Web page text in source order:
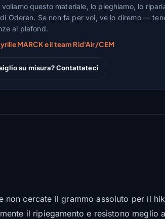
voliamo questo materiale, lo pieghiamo, lo
Oderen. Se non fa per voi, ve lo diremo —
al plafond.
MARCK e il team Rid'Air/CEM
su misura? Contattateci
non cercate il grammo assoluto per il
il ripiegamento e resistono meglio